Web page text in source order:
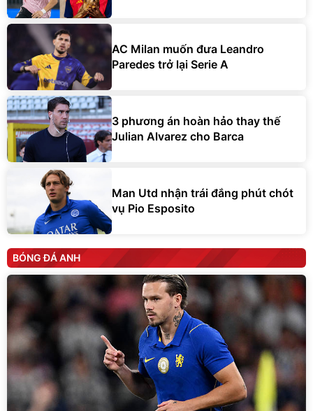
AC Milan muốn đưa Leandro
Paredes trở lại Serie A
3 phương án hoàn hảo thay thế
Julian Alvarez cho Barca
Man Utd nhận trái đắng phút chót
vụ Pio Esposito
BÓNG ĐÁ ANH